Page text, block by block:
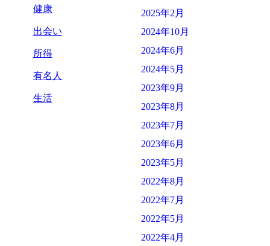
健康
出会い
所得
有名人
生活
2025年2月
2024年10月
2024年6月
2024年5月
2023年9月
2023年8月
2023年7月
2023年6月
2023年5月
2022年8月
2022年7月
2022年5月
2022年4月